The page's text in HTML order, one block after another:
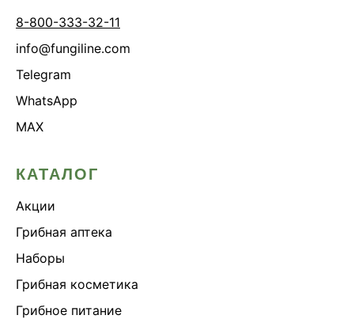
8-800-333-32-11
info@fungiline.com
Telegram
WhatsApp
MAX
КАТАЛОГ
Акции
Грибная аптека
Наборы
Грибная косметика
Грибное питание